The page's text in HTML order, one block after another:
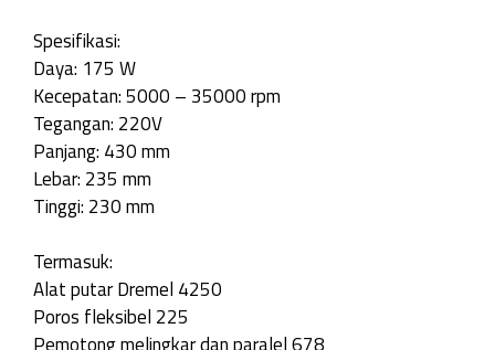
Spesifikasi:
Daya: 175 W
Kecepatan: 5000 – 35000 rpm
Tegangan: 220V
Panjang: 430 mm
Lebar: 235 mm
Tinggi: 230 mm
Termasuk:
Alat putar Dremel 4250
Poros fleksibel 225